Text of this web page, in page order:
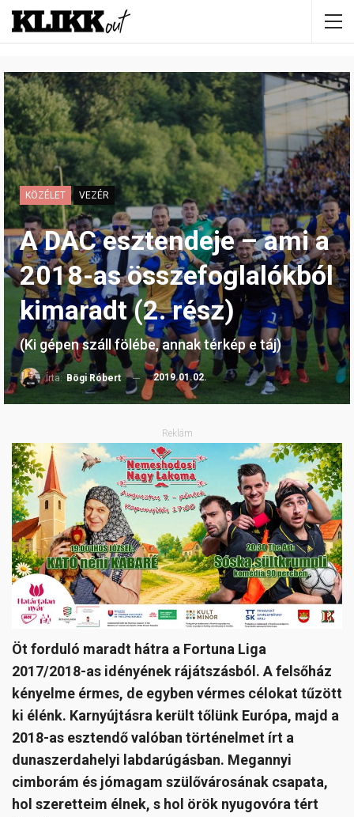
KÖZÉLET VEZÉR
A DAC esztendeje – ami a
2018-as összefoglalókból
kimaradt (2. rész)
(Ki gépen száll fölébe, annak térkép e táj)
Írta: Bögi Róbert 2019.01.02.
Reklám
Öt forduló maradt hátra a Fortuna Liga
2017/2018-as idényének rájátszásból. A felsőház
kényelme érmes, de egyben vérmes célokat tűzött
ki élénk. Karnyújtásra került tőlünk Európa, majd a
2018-as esztendő valóban történelmet írt a
dunaszerdahelyi labdarúgásban. Megannyi
cimborám és jómagam szülővárosának csapata,
hol szeretteim élnek, s hol örök nyugovóra tért